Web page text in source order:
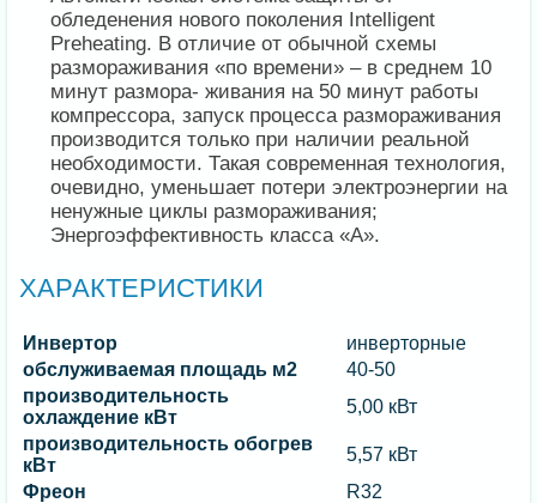
обледенения нового поколения Intelligent
Preheating. В отличие от обычной схемы
размораживания «по времени» – в среднем 10
минут размора- живания на 50 минут работы
компрессора, запуск процесса размораживания
производится только при наличии реальной
необходимости. Такая современная технология,
очевидно, уменьшает потери электроэнергии на
ненужные циклы размораживания;
Энергоэффективность класса «А».
ХАРАКТЕРИСТИКИ
Инвертор
инверторные
обслуживаемая площадь м2
40-50
производительность
охлаждение кВт
5,00 кВт
производительность обогрев
кВт
5,57 кВт
Фреон
R32